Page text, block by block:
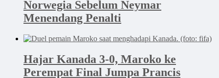
Norwegia Sebelum Neymar
Menendang Penalti
Hajar Kanada 3-0, Maroko ke
Perempat Final Jumpa Prancis